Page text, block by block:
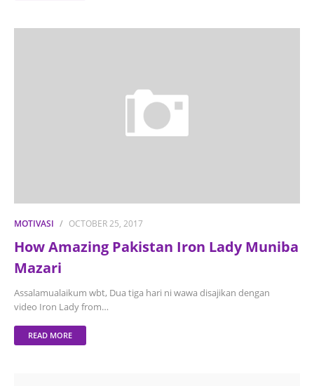
MOTIVASI OCTOBER 25, 2017
How Amazing Pakistan Iron Lady Muniba
Mazari
Assalamualaikum wbt, Dua tiga hari ni wawa disajikan dengan
video Iron Lady from…
READ MORE